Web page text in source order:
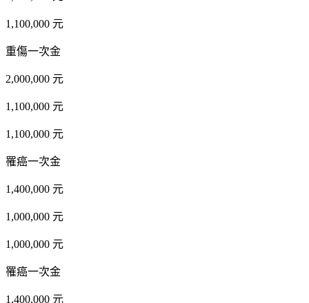
1,100,000 元
重傷一次金
2,000,000 元
1,100,000 元
1,100,000 元
罹癌一次金
1,400,000 元
1,000,000 元
1,000,000 元
罹癌一次金
1,400,000 元